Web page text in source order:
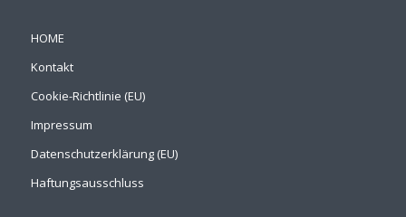
HOME
Kontakt
Cookie-Richtlinie (EU)
Impressum
Datenschutzerklärung (EU)
Haftungsausschluss